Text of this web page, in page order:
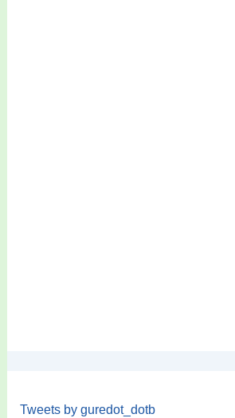
Tweets by guredot_dotb